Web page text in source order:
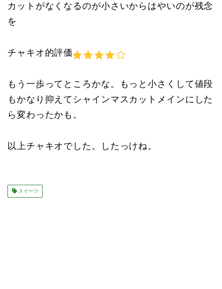
カットがなくなるのが小さいからはやいのが残念
を
チャキオ的評価
もう一歩ってところかな。もっと小さくして値段
もかなり抑えてシャインマスカットメインにした
ら変わったかも。
以上チャキオでした。したっけね。
スイーツ